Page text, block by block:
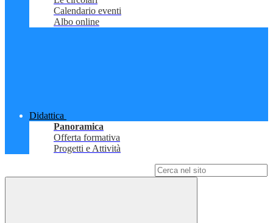
Calendario eventi
Albo online
Didattica
Panoramica
Offerta formativa
Progetti e Attività